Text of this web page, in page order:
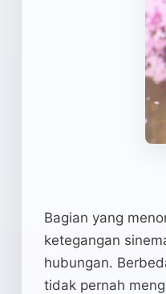
Bagian yang
ketegangan
hubungan.
tidak pernah